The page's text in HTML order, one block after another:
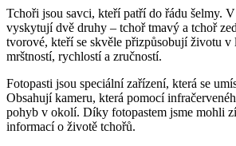
Tchoři jsou savci, kteří patří do řádu šelmy.
vyskytují dvě druhy – tchoř tmavý a tchoř
tvorové, kteří se skvěle přizpůsobují životu v
mrštností, rychlostí a zručností.
Fotopasti jsou speciální zařízení, která se
Obsahují kameru, která pomocí
pohyb v okolí. Díky fotopastem jsme mohli
informací o životě tchořů.